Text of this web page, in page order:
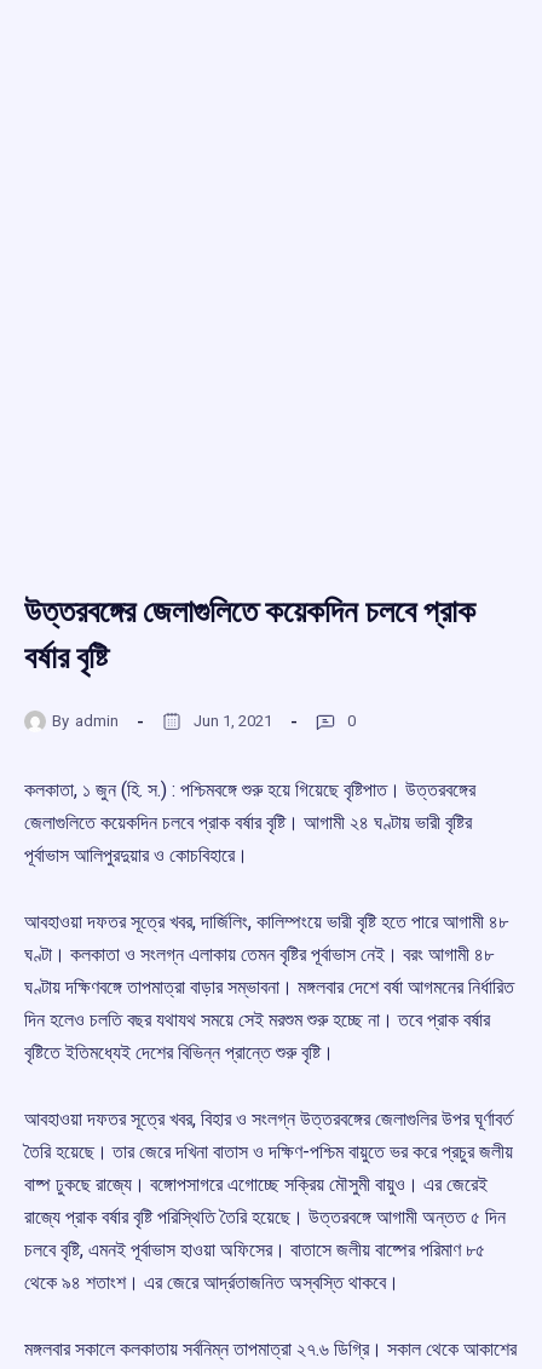
উত্তরবঙ্গের জেলাগুলিতে কয়েকদিন চলবে প্রাক
বর্ষার বৃষ্টি
By admin Jun 1, 2021 0
কলকাতা, ১ জুন (হি. স.) : পশ্চিমবঙ্গে শুরু হয়ে গিয়েছে বৃষ্টিপাত। উত্তরবঙ্গের
জেলাগুলিতে কয়েকদিন চলবে প্রাক বর্ষার বৃষ্টি। আগামী ২৪ ঘণ্টায় ভারী বৃষ্টির
পূর্বাভাস আলিপুরদুয়ার ও কোচবিহারে।
আবহাওয়া দফতর সূত্রে খবর, দার্জিলিং, কালিম্পংয়ে ভারী বৃষ্টি হতে পারে আগামী ৪৮
ঘণ্টা। কলকাতা ও সংলগ্ন এলাকায় তেমন বৃষ্টির পূর্বাভাস নেই। বরং আগামী ৪৮
ঘণ্টায় দক্ষিণবঙ্গে তাপমাত্রা বাড়ার সম্ভাবনা। মঙ্গলবার দেশে বর্ষা আগমনের নির্ধারিত
দিন হলেও চলতি বছর যথাযথ সময়ে সেই মরশুম শুরু হচ্ছে না। তবে প্রাক বর্ষার
বৃষ্টিতে ইতিমধ্যেই দেশের বিভিন্ন প্রান্তে শুরু বৃষ্টি।
আবহাওয়া দফতর সূত্রে খবর, বিহার ও সংলগ্ন উত্তরবঙ্গের জেলাগুলির উপর ঘূর্ণাবর্ত
তৈরি হয়েছে। তার জেরে দখিনা বাতাস ও দক্ষিণ-পশ্চিম বায়ুতে ভর করে প্রচুর জলীয়
বাষ্প ঢুকছে রাজ্যে। বঙ্গোপসাগরে এগোচ্ছে সক্রিয় মৌসুমী বায়ুও। এর জেরেই
রাজ্যে প্রাক বর্ষার বৃষ্টি পরিস্থিতি তৈরি হয়েছে। উত্তরবঙ্গে আগামী অন্তত ৫ দিন
চলবে বৃষ্টি, এমনই পূর্বাভাস হাওয়া অফিসের। বাতাসে জলীয় বাষ্পের পরিমাণ ৮৫
থেকে ৯৪ শতাংশ। এর জেরে আর্দ্রতাজনিত অস্বস্তি থাকবে।
মঙ্গলবার সকালে কলকাতায় সর্বনিম্ন তাপমাত্রা ২৭.৬ ডিগ্রি। সকাল থেকে আকাশের